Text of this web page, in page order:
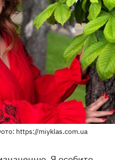
https://miyklas.com.ua